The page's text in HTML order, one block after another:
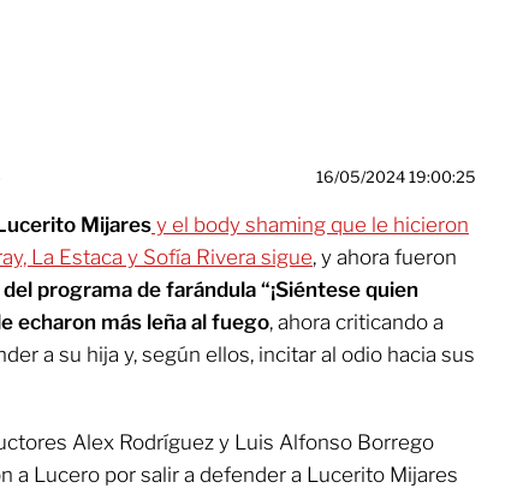
16/05/2024 19:00:25
Mijares y el body shaming que le hicieron
La Estaca y Sofía Rivera sigue, y ahora fueron
programa de farándula “¡Siéntese quien
echaron más leña al fuego, ahora criticando a
a su hija y, según ellos, incitar al odio hacia sus
Alex Rodríguez y Luis Alfonso Borrego
a Lucero por salir a defender a Lucerito Mijares